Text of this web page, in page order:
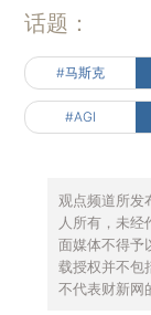
话题：
#马斯克
#AGI
观点频道所发
人所有，未
面媒体不得予
载授权并不包
不代表财新网